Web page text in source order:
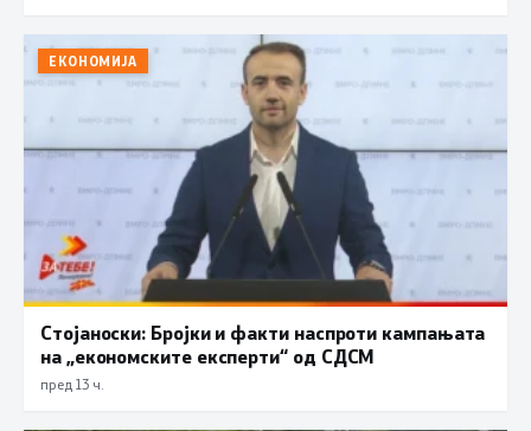
ЕКОНОМИЈА
Стојаноски: Бројки и факти наспроти кампањата
на „економските експерти“ од СДСM
пред 13 ч.